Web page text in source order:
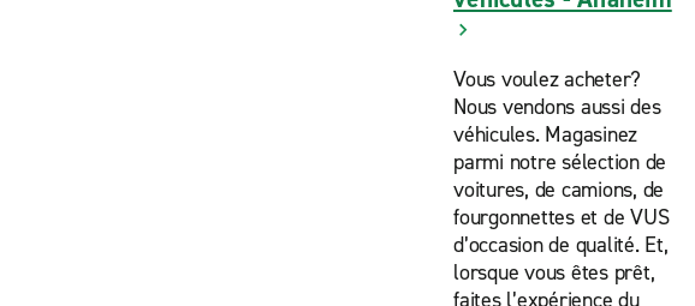
Vous voulez acheter?
Nous vendons aussi des
véhicules. Magasinez
parmi notre sélection de
voitures, de camions, de
fourgonnettes et de VUS
d’occasion de qualité. Et,
lorsque vous êtes prêt,
faites l’expérience du